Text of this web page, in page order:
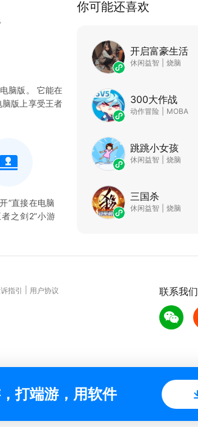
脑版。 它能在
版上享受王者
”直接在电脑
者之剑2”小游
你可能还喜欢
开启富豪生活
休闲益智 烧脑
300大作战
动作冒险 MOBA
跳跳小女孩
休闲益智 烧脑
三国杀
休闲益智 烧脑
联系我们
指引
用户协议
打端游，用软件